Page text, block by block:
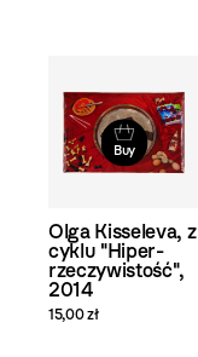
Buy
Olga Kisseleva, z
cyklu "Hiper-
rzeczywistość",
2014
15,00 zł